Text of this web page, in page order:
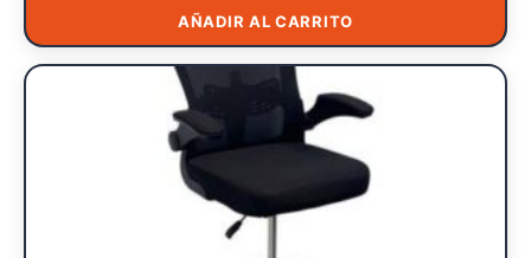
AÑADIR AL CARRITO